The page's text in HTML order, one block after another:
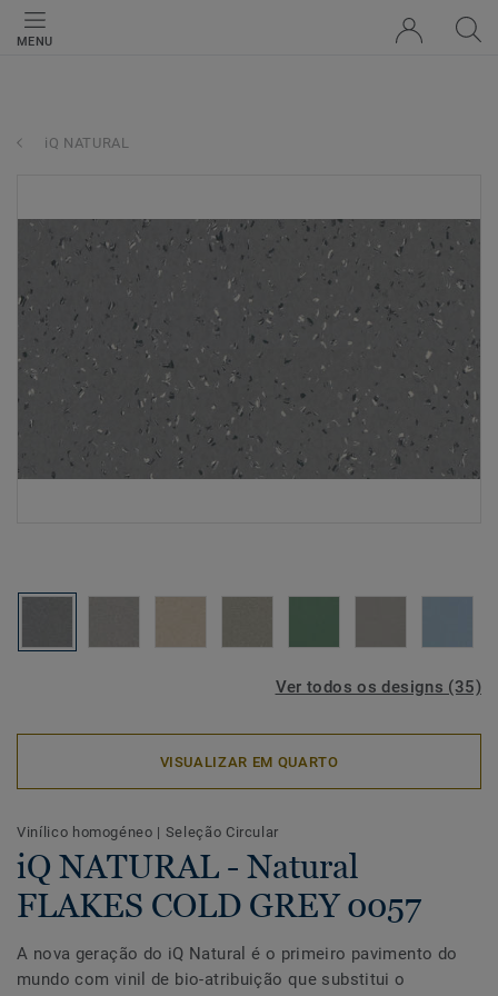
MENU
iQ NATURAL
Ver todos os designs (35)
VISUALIZAR EM QUARTO
Vinílico homogéneo | Seleção Circular
iQ NATURAL - Natural
FLAKES COLD GREY 0057
A nova geração do iQ Natural é o primeiro pavimento do
mundo com vinil de bio-atribuição que substitui o